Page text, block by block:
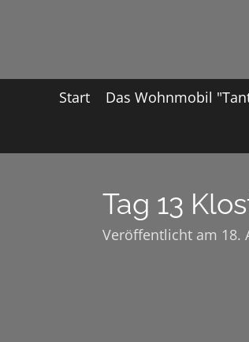
Start Das Wohnmobil
Tag 13
Veröffentlicht am 18.